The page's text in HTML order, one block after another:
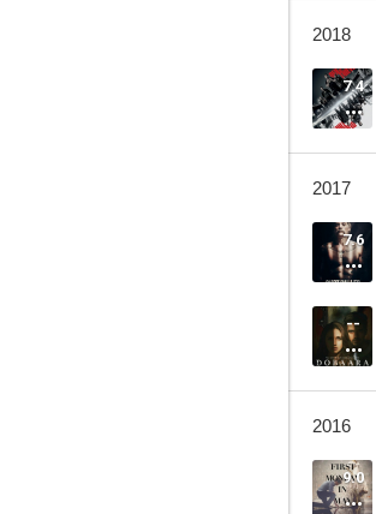
2018
7.4
2017
7.6
--
2016
9.0